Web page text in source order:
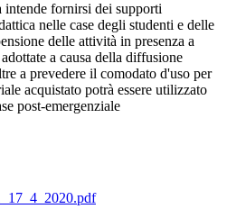
intende fornirsi dei supporti
nelle case degli studenti e delle
delle attività in presenza a
a causa della diffusione
a prevedere il comodato d'uso per
acquistato potrà essere utilizzato
post-emergenziale